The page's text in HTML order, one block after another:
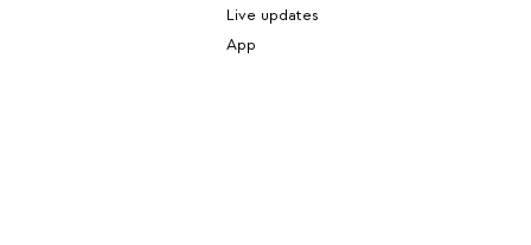
Live updates
App